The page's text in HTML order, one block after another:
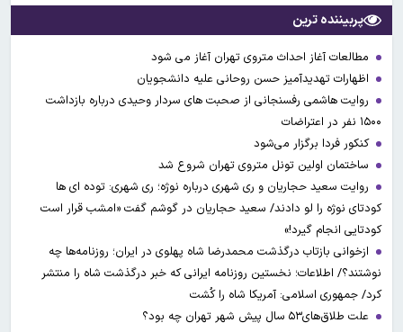
پربیننده ترین
مطالعات آغاز احداث متروی تهران آغاز می شود
اظهارات تهدیدآمیز حسن روحانی علیه دانشجویان
روایت هاشمی رفسنجانی از صحبت های سردار وحیدی درباره بازداشت
۱۵۰۰ نفر در اعتراضات
کنکور فردا برگزار می‌شود
ساختمان اولین تونل متروی تهران شروع شد
روایت سعید حجاریان و ری شهری درباره نوژه؛ ری شهری: توده ای ها
کودتای نوژه را لو دادند/ سعید حجاریان در گوشم گفت «امشب قرار است
کودتایی انجام گیرد!»
ازخوانی بازتاب درگذشت محمدرضا شاه پهلوی در ایران؛ روزنامه‌ها چه
نوشتند؟/ اطلاعات؛ نخستین روزنامه ایرانی که خبر درگذشت شاه را منتشر
کرد/ جمهوری اسلامی: آمریکا شاه را کُشت
علت طلاق‌های۵۳ سال پیش شهر تهران چه بود؟